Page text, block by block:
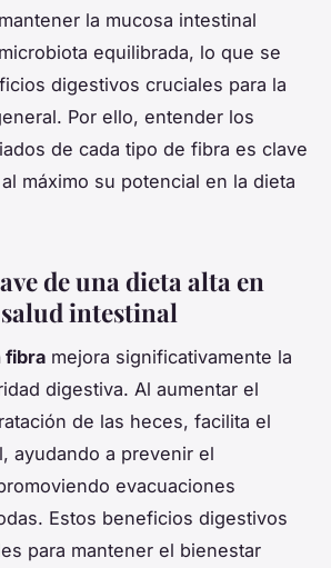
la mucosa intestinal
equilibrada, lo que se
digestivos cruciales para la
Por ello, entender los
de cada tipo de fibra es clave
máximo su potencial en la dieta
de una dieta alta en
intestinal
fibra mejora significativamente la
digestiva. Al aumentar el
de las heces, facilita el
ayudando a prevenir el
evacuaciones
Estos beneficios digestivos
para mantener el bienestar